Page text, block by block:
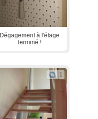
Dégagement à l'étage
terminé !
1